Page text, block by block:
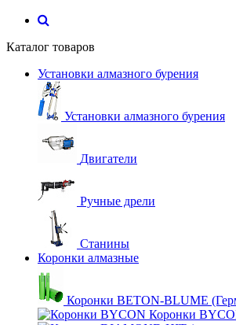
Каталог товаров
Установки алмазного бурения
Установки алмазного бурения
Двигатели
Ручные дрели
Станины
Коронки алмазные
Коронки BETON-BLUME
Коронки